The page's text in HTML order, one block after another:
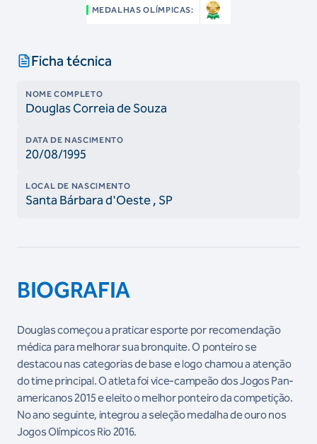
MEDALHAS OLÍMPICAS:
Ficha técnica
NOME COMPLETO
Douglas Correia de Souza
DATA DE NASCIMENTO
20/08/1995
LOCAL DE NASCIMENTO
Santa Bárbara d'Oeste, SP
BIOGRAFIA
Douglas começou a praticar esporte por recomendação
médica para melhorar sua bronquite. O ponteiro se
destacou nas categorias de base e logo chamou a atenção
do time principal. O atleta foi vice-campeão dos Jogos Pan-
americanos 2015 e eleito o melhor ponteiro da competição.
No ano seguinte, integrou a seleção medalha de ouro nos
Jogos Olímpicos Rio 2016.